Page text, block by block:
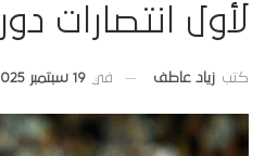
لأول انتصارات
كتب زياد عاطف في 19 سبتمبر 2025